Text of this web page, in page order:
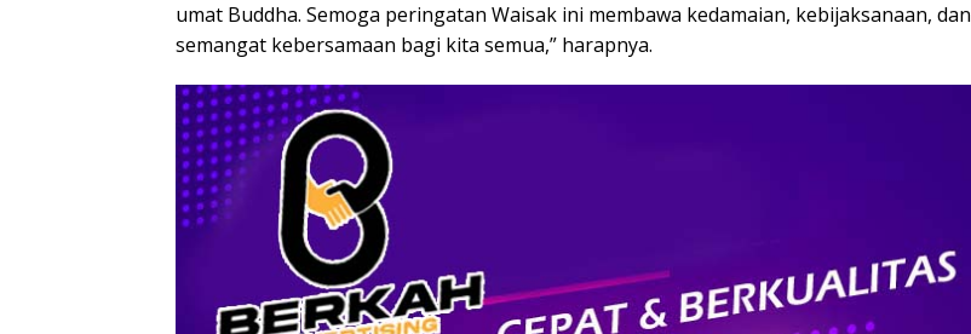
umat Buddha. Semoga peringatan Waisak ini membawa kedamaian, kebijaksanaan, dan
semangat kebersamaan bagi kita semua,” harapnya.